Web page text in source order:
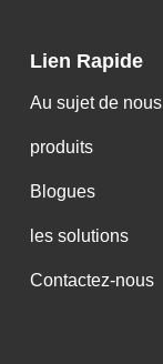
Lien Rapide
Au sujet de nous
produits
Blogues
les solutions
Contactez-nous